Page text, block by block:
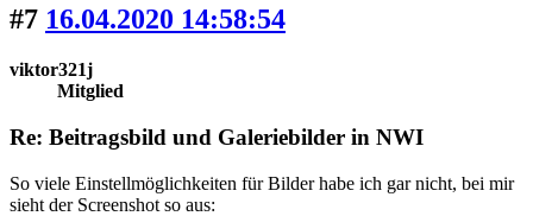
#7 16.04.2020 14:58:54
viktor321j
Mitglied
Re: Beitragsbild und Galeriebilder in NWI
So viele Einstellmöglichkeiten für Bilder habe ich gar nicht, bei mir
sieht der Screenshot so aus: